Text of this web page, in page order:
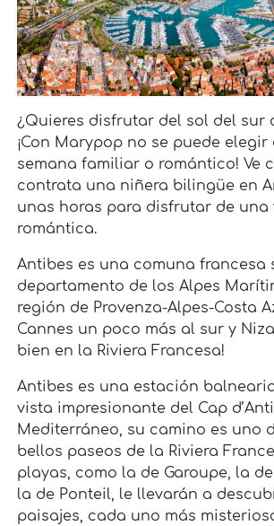
¿Quieres disfrutar del sol del sur
¡Con Marypop no se puede
semana familiar o romántico! Ve
contrata una niñera bilingüe en
unas horas para disfrutar de una
romántica.
Antibes es una comuna francesa
departamento de los Alpes
región de Provenza-Alpes-Costa
Cannes un poco más al sur y
bien en la Riviera Francesa!
Antibes es una estación
vista impresionante del Cap
Mediterráneo, su camino es uno
bellos paseos de la Riviera
playas, como la de Garoupe, la
la de Ponteil, le llevarán a
paisajes, cada uno más